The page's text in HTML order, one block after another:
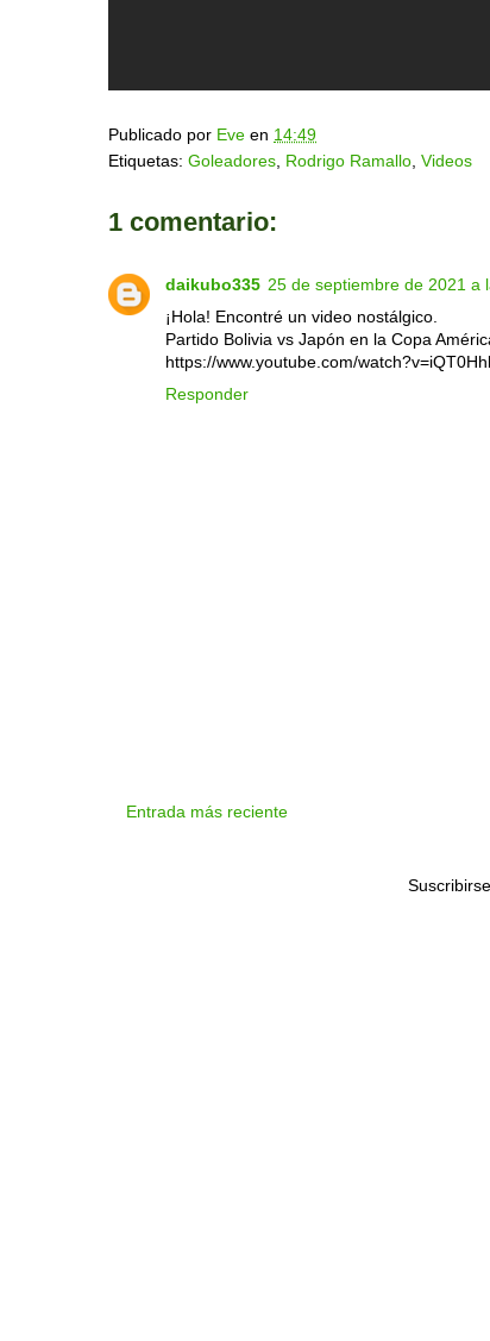
Publicado por Eve en 14:49
Etiquetas: Goleadores, Rodrigo Ramallo, Videos
1 comentario:
daikubo335 25 de septiembre de 2021 a
¡Hola! Encontré un video nostálgico.
Partido Bolivia vs Japón en la Copa
https://www.youtube.com/
Responder
Entrada más reciente